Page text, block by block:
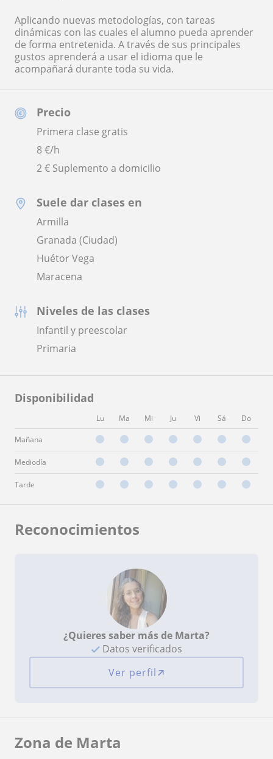
Precio
Primera clase gratis
8€/h
2 € Suplemento a domicilio
Suele dar clases en
Armilla
Granada (Ciudad)
Huétor Vega
Maracena
Niveles de las clases
Infantil y preescolar
Primaria
Disponibilidad
Lu Ma Mi Ju Vi Sá Do
Mañana
Mediodía
Tarde
Aplicando nuevas metodologías, con tareas
dinámicas con las cuales el alumno pueda aprender
de forma entretenida. A través de sus principales
gustos aprenderá a usar el idioma que le
acompañará durante toda su vida.
Reconocimientos
¿Quieres saber más de Marta?
Datos verificados
Ver perfil
Zona de Marta